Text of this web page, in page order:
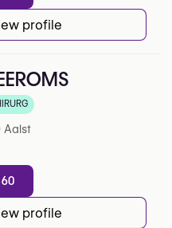
profile
Aalst
60
profile